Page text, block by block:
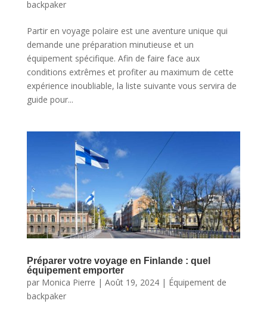
backpaker
Partir en voyage polaire est une aventure unique qui
demande une préparation minutieuse et un
équipement spécifique. Afin de faire face aux
conditions extrêmes et profiter au maximum de cette
expérience inoubliable, la liste suivante vous servira de
guide pour...
Préparer votre voyage en Finlande : quel
équipement emporter
par Monica Pierre | Août 19, 2024| Équipement de
backpaker